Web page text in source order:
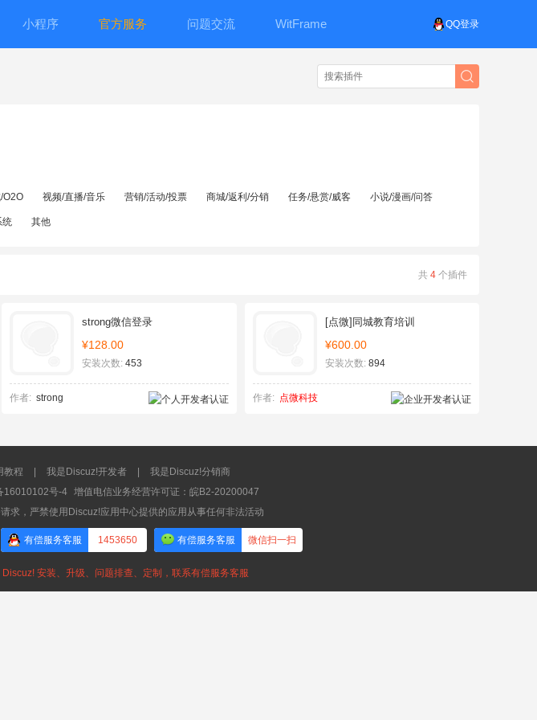
QQ登录
小程序 官方服务 问题交流 WitFrame
O2O 视频/直播/音乐 营销/活动/投票 商城/返利/分销 任务/悬赏/威客 小说/漫画/问答
统 其他
共 4 个插件
strong微信登录
¥128.00
安装次数: 453
作者: strong
[点微]同城教育培训
¥600.00
安装次数:894
作者: 点微科技
教程 我是Discuz!开发者
我是Discuz!分销商
16010102号-4
增值电信业务经营许可证：皖B2-20200047
求，严禁使用Discuz!应用中心提供的应用从事任何非法活动
有偿服务客服 1453650 有偿服务客服 微信扫一扫
Discuz! 安装、升级、问题排查、定制，联系有偿服务客服